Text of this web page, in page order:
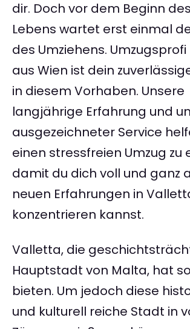
dir. Doch vor dem Beginn
Lebens wartet erst einmal
des Umziehens.
aus Wien ist dein
in diesem Vorhaben. Unsere
langjährige Erfahrung und
ausgezeichneter Service
einen stressfreien Umzug zu
damit du dich voll und ganz
neuen Erfahrungen in
konzentrieren kannst.
Valletta, die
Hauptstadt von Malta, hat
bieten. Um jedoch diese
und kulturell reiche Stadt in